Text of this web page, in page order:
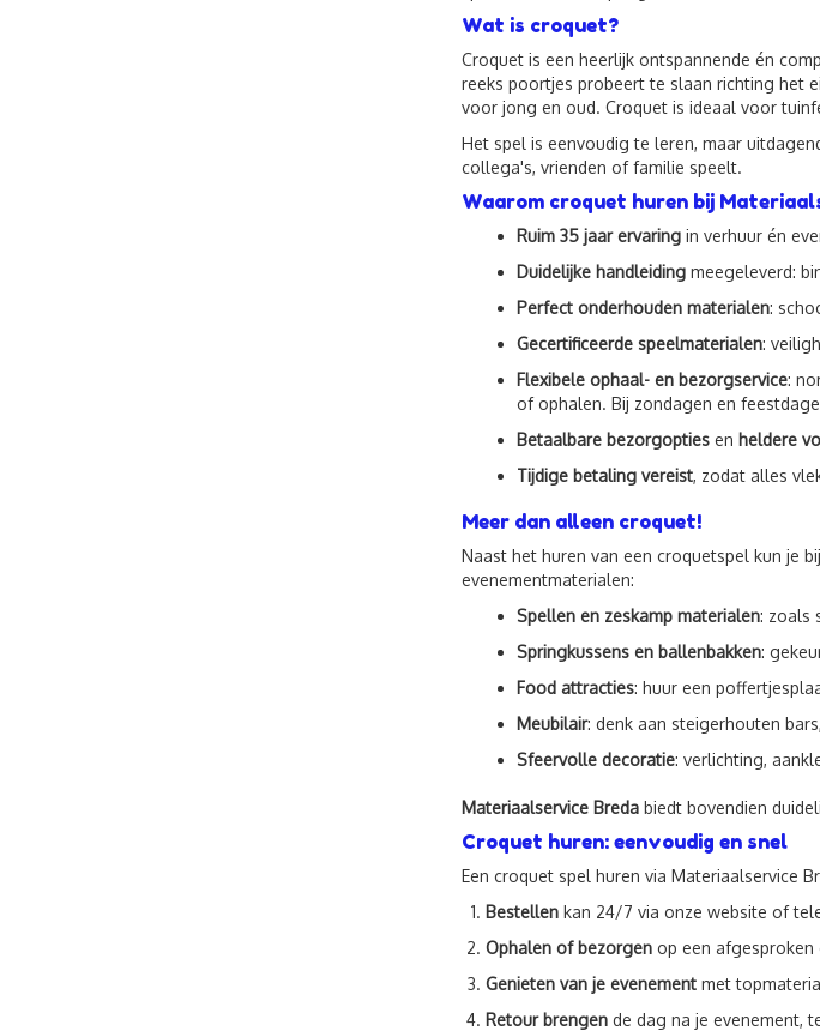
Wat is croquet?
Croquet is een heerlijk ontspannende én
reeks poortjes probeert te slaan richting het
voor jong en oud. Croquet is ideaal voor
Het spel is eenvoudig te leren, maar
collega's, vrienden of familie speelt.
Waarom croquet huren bij
Ruim 35 jaar ervaring in verhuur én
Duidelijke handleiding meegeleverd:
Perfect onderhouden materialen:
Gecertificeerde speelmaterialen:
Flexibele ophaal- en bezorgservice:
of ophalen. Bij zondagen en
Betaalbare bezorgopties en heldere
Tijdige betaling vereist, zodat alles
Meer dan alleen croquet!
Naast het huren van een croquetspel kun je
evenementmaterialen:
Spellen en zeskamp materialen: zoals
Springkussens en ballenbakken:
Food attracties: huur een
Meubilair: denk aan steigerhouten
Sfeervolle decoratie: verlichting,
Materiaalservice Breda biedt bovendien
Croquet huren: eenvoudig en snel
Een croquet spel huren via Materiaalservice
Bestellen kan 24/7 via onze website of
Ophalen of bezorgen op een afgesproken
Genieten van je evenement met
Retour brengen de dag na je evenement,